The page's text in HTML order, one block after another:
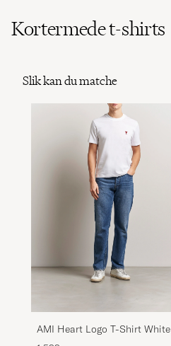
Kortermede t-shirts
Slik kan du matche
AMI Heart Logo T-Shirt White